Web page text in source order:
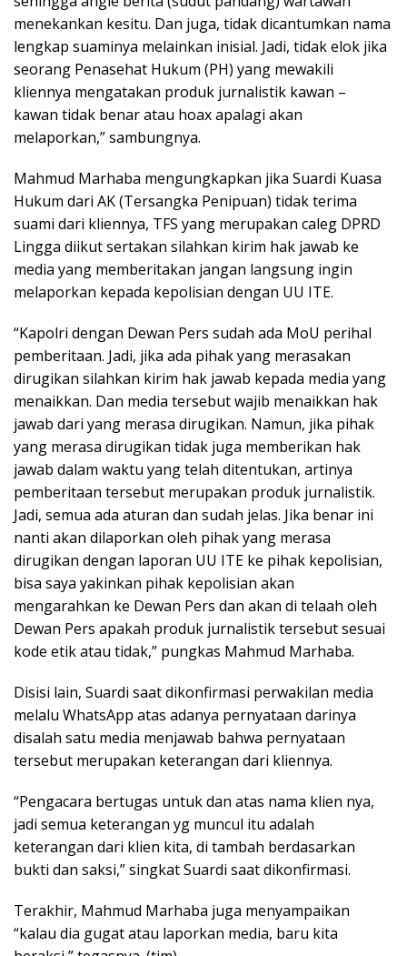
menekankan kesitu. Dan juga, tidak dicantumkan nama
lengkap suaminya melainkan inisial. Jadi, tidak elok jika
seorang Penasehat Hukum (PH) yang mewakili
kliennya mengatakan produk jurnalistik kawan –
kawan tidak benar atau hoax apalagi akan
melaporkan,” sambungnya.
Mahmud Marhaba mengungkapkan jika Suardi Kuasa
Hukum dari AK (Tersangka Penipuan) tidak terima
suami dari kliennya, TFS yang merupakan caleg DPRD
Lingga diikut sertakan silahkan kirim hak jawab ke
media yang memberitakan jangan langsung ingin
melaporkan kepada kepolisian dengan UU ITE.
“Kapolri dengan Dewan Pers sudah ada MoU perihal
pemberitaan. Jadi, jika ada pihak yang merasakan
dirugikan silahkan kirim hak jawab kepada media yang
menaikkan. Dan media tersebut wajib menaikkan hak
jawab dari yang merasa dirugikan. Namun, jika pihak
yang merasa dirugikan tidak juga memberikan hak
jawab dalam waktu yang telah ditentukan, artinya
pemberitaan tersebut merupakan produk jurnalistik.
Jadi, semua ada aturan dan sudah jelas. Jika benar ini
nanti akan dilaporkan oleh pihak yang merasa
dirugikan dengan laporan UU ITE ke pihak kepolisian,
bisa saya yakinkan pihak kepolisian akan
mengarahkan ke Dewan Pers dan akan di telaah oleh
Dewan Pers apakah produk jurnalistik tersebut sesuai
kode etik atau tidak,” pungkas Mahmud Marhaba.
Disisi lain, Suardi saat dikonfirmasi perwakilan media
melalu WhatsApp atas adanya pernyataan darinya
disalah satu media menjawab bahwa pernyataan
tersebut merupakan keterangan dari kliennya.
“Pengacara bertugas untuk dan atas nama klien nya,
jadi semua keterangan yg muncul itu adalah
keterangan dari klien kita, di tambah berdasarkan
bukti dan saksi,” singkat Suardi saat dikonfirmasi.
Terakhir, Mahmud Marhaba juga menyampaikan
“kalau dia gugat atau laporkan media, baru kita